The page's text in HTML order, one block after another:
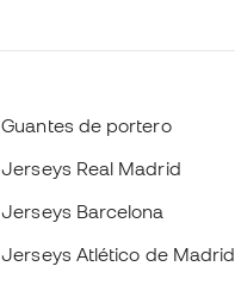
Guantes de portero
Jerseys Real Madrid
Jerseys Barcelona
Jerseys Atlético de Madrid